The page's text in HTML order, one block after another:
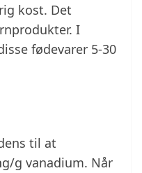
kost. Det
I
fødevarer 5-30
til at
g vanadium. Når